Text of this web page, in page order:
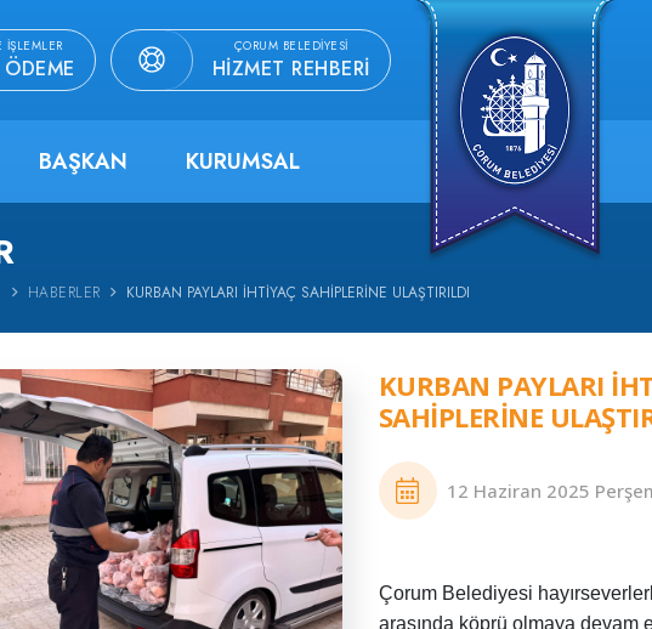
ÇORUM BELEDIYESI
HIZMET REHBERI
BAŞKAN KURUMSAL
HABERLER KURBAN PAYLARI İHTIYAÇ SAHIPLERINE ULAŞTIRILDI
KURBAN PAYLARI
SAHIPLERINE
12 Haziran 2025
Çorum Belediyesi
arasında köprü olmaya devam